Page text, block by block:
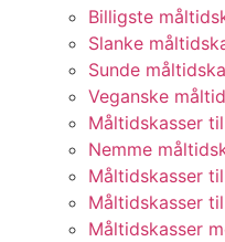
Billigste
Slanke
Sunde
Veganske
Måltidskasser
Nemme
Måltidskasser
Måltidskasser
Måltidskasser